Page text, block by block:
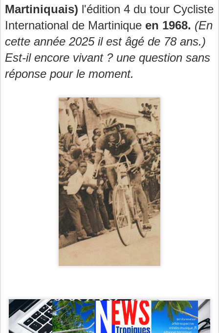
Martiniquais) l'édition 4 du tour Cycliste
International de Martinique en 1968. (En
cette année 2025 il est âgé de 78 ans.)
Est-il encore vivant ? une question sans
réponse pour le moment.